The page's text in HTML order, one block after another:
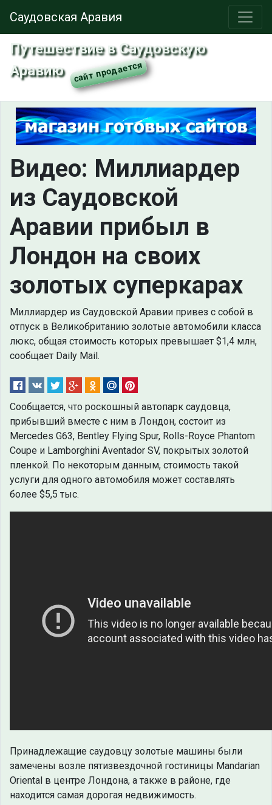
Саудовская Аравия
Путешествие в Саудовскую
Аравию
Видео: Миллиардер
из Саудовской
Аравии прибыл в
Лондон на своих
золотых суперкарах
Миллиардер из Саудовской Аравии привез с собой в
отпуск в Великобританию золотые автомобили класса
люкс, общая стоимость которых превышает $1,4 млн,
сообщает Daily Mail.
Сообщается, что роскошный автопарк саудовца,
прибывший вместе с ним в Лондон, состоит из
Mercedes G63, Bentley Flying Spur, Rolls-Royce Phantom
Coupe и Lamborghini Aventador SV, покрытых золотой
пленкой. По некоторым данным, стоимость такой
услуги для одного автомобиля может составлять
более $5,5 тыс.
Принадлежащие саудовцу золотые машины были
замечены возле пятизвездочной гостиницы Mandarian
Oriental в центре Лондона, а также в районе, где
находится самая дорогая недвижимость.